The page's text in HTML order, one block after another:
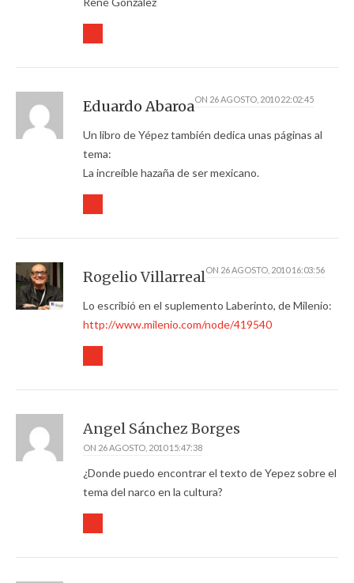
Eduardo AbaroaON 26 AGOSTO, 2010 22:02:45
Un libro de Yépez también dedica unas páginas al
tema:
La increíble hazaña de ser mexicano.
Rogelio VillarrealON 26 AGOSTO, 2010 16:03:56
Lo escribió en el suplemento Laberinto, de Milenio:
http://www.milenio.com/node/419540
Angel Sánchez Borges
ON 26 AGOSTO, 2010 15:47:38
¿Donde puedo encontrar el texto de Yepez sobre el
tema del narco en la cultura?